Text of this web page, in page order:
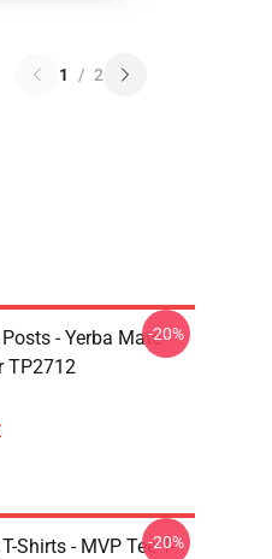
1 / 2
- Yerba Mate
TP2712
-20%
Shirts - MVP Tee T-
-20%